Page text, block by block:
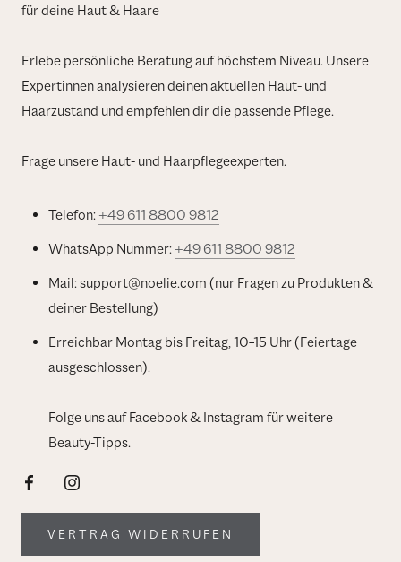
für deine Haut & Haare
Erlebe persönliche Beratung auf höchstem Niveau. Unsere
Expertinnen analysieren deinen aktuellen Haut- und
Haarzustand und empfehlen dir die passende Pflege.
Frage unsere Haut- und Haarpflegeexperten.
Telefon: +49 611 8800 9812
WhatsApp Nummer: +49 611 8800 9812
Mail: support@noelie.com (nur Fragen zu Produkten &
deiner Bestellung)
Erreichbar Montag bis Freitag, 10–15 Uhr (Feiertage
ausgeschlossen).
Folge uns auf Facebook & Instagram für weitere
Beauty-Tipps.
VERTRAG WIDERRUFEN